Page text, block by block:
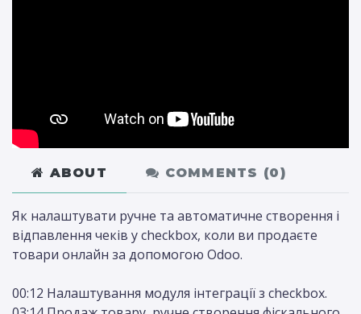
ABOUT COMMENTS (0)
Як налаштувати ручне та автоматичне створення і
відпавлення чеків у checkbox, коли ви продаєте
товари онлайн за допомогою Odoo.
00:12 Налаштування модуля інтеграції з checkbox.